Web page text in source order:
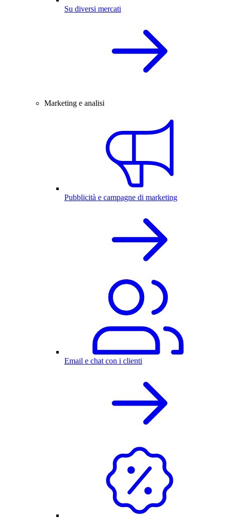
Su diversi mercati
Marketing e analisi
Pubblicità e campagne di marketing
Email e chat con i clienti